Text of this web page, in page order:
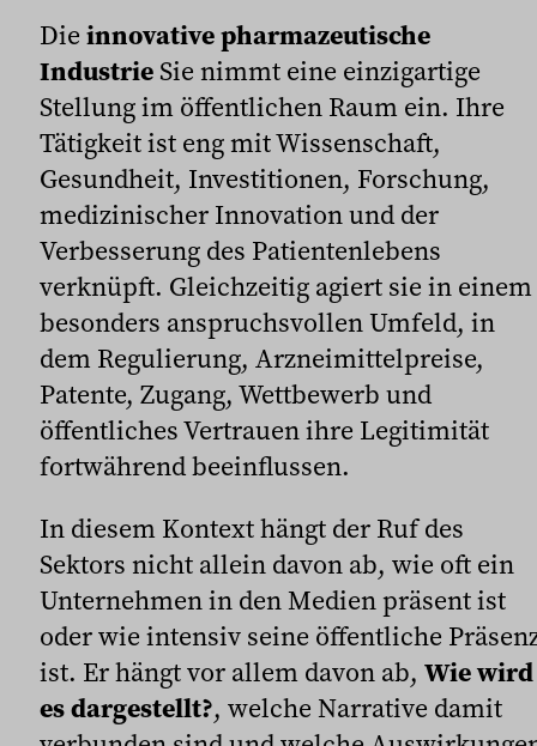
Die innovative pharmazeutische
Industrie Sie nimmt eine einzigartige
Stellung im öffentlichen Raum ein. Ihre
Tätigkeit ist eng mit Wissenschaft,
Gesundheit, Investitionen, Forschung,
medizinischer Innovation und der
Verbesserung des Patientenlebens
verknüpft. Gleichzeitig agiert sie in einem
besonders anspruchsvollen Umfeld, in
dem Regulierung, Arzneimittelpreise,
Patente, Zugang, Wettbewerb und
öffentliches Vertrauen ihre Legitimität
fortwährend beeinflussen.
In diesem Kontext hängt der Ruf des
Sektors nicht allein davon ab, wie oft ein
Unternehmen in den Medien präsent ist
oder wie intensiv seine öffentliche
ist. Er hängt vor allem davon ab, Wie wird
es dargestellt?, welche Narrative damit